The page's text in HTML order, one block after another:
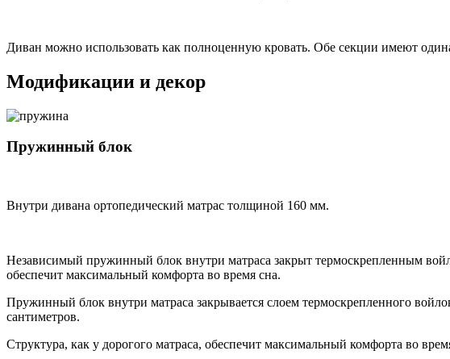
Диван можно использовать как полноценную кровать. Обе секции имеют
Модификации и декор
Пружинный блок
Внутри дивана ортопедический матрас толщиной 160 мм.
Независимый пружинный блок внутри матраса закрыт термоскрепленным
обеспечит максимальный комфорта во время сна.
Пружинный блок внутри матраса закрывается слоем термоскрепленного
сантиметров.
Структура, как у дорогого матраса, обеспечит максимальный комфорта во